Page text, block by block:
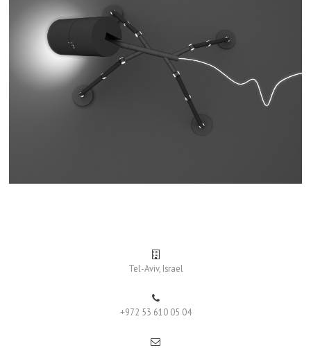
Tel-Aviv, Israel
+972 53 610 05 04